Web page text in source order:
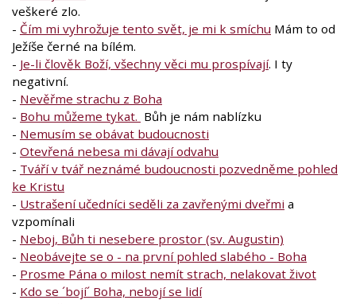
veškeré zlo.
- Čím mi vyhrožuje tento svět, je mi k smíchu Mám to od
Ježíše černé na bílém.
- Je-li člověk Boží, všechny věci mu prospívají. I ty
negativní.
- Nevěřme strachu z Boha
- Bohu můžeme tykat. Bůh je nám nablízku
- Nemusím se obávat budoucnosti
- Otevřená nebesa mi dávají odvahu
- Tváří v tvář neznámé budoucnosti pozvedněme pohled
ke Kristu
- Ustrašení učedníci seděli za zavřenými dveřmi a
vzpomínali
- Neboj, Bůh ti nesebere prostor (sv. Augustin)
- Neobávejte se o - na první pohled slabého - Boha
- Prosme Pána o milost nemít strach, nelakovat život
- Kdo se ´bojí´ Boha, nebojí se lidí